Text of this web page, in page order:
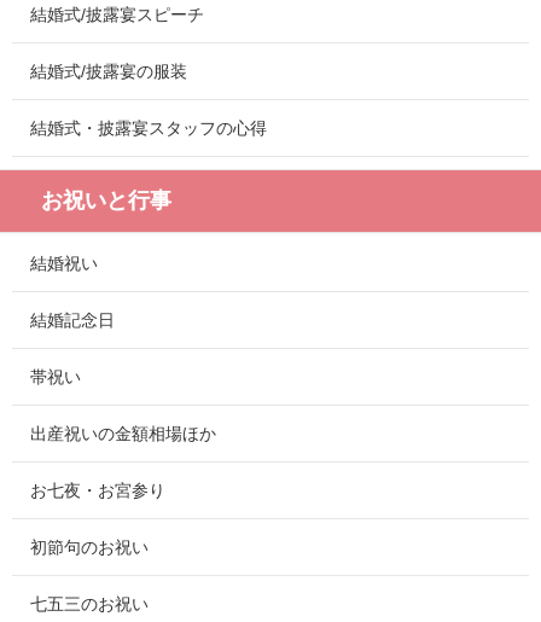
結婚式/披露宴スピーチ
結婚式/披露宴の服装
結婚式・披露宴スタッフの心得
お祝いと行事
結婚祝い
結婚記念日
帯祝い
出産祝いの金額相場ほか
お七夜・お宮参り
初節句のお祝い
七五三のお祝い